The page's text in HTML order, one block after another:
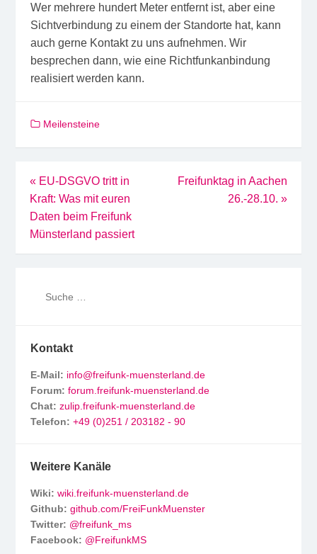
Wer mehrere hundert Meter entfernt ist, aber eine
Sichtverbindung zu einem der Standorte hat, kann
auch gerne Kontakt zu uns aufnehmen. Wir
besprechen dann, wie eine Richtfunkanbindung
realisiert werden kann.
Meilensteine
Beitragsnavigation
« EU-DSGVO tritt in
Kraft: Was mit euren
Daten beim Freifunk
Münsterland passiert
Freifunktag in Aachen
26.-28.10. »
Kontakt
E-Mail: info@freifunk-muensterland.de
Forum: forum.freifunk-muensterland.de
Chat: zulip.freifunk-muensterland.de
Telefon: +49 (0)251 / 203182 - 90
Weitere Kanäle
Wiki: wiki.freifunk-muensterland.de
Github: github.com/FreiFunkMuenster
Twitter: @freifunk_ms
Facebook: @FreifunkMS